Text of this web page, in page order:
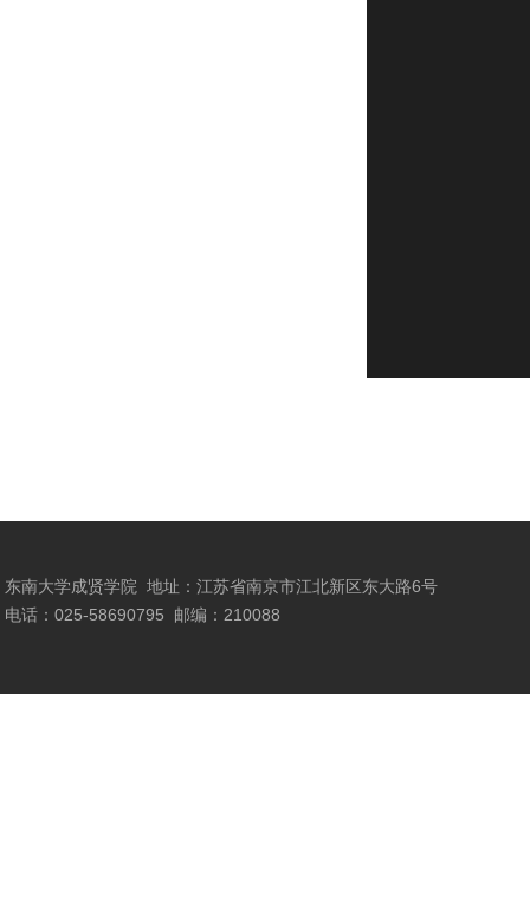
东南大学成贤学院 地址：江苏省南京市江北新区东大路6号
电话：025-58690795
邮编：210088